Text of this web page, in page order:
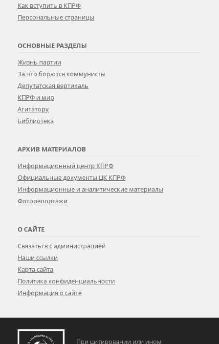
Как вступить в КПРФ
Персональные страницы
ОСНОВНЫЕ РАЗДЕЛЫ
Жизнь партии
За что борются коммунисты
Депутатская вертикаль
КПРФ и мир
Агитатору
Библиотека
АРХИВ МАТЕРИАЛОВ
Информационный центр КПРФ
Официальные документы ЦК КПРФ
Информационные и аналитические материалы
Фоторепортажи
О САЙТЕ
Связаться с администрацией
Наши ссылки
Карта сайта
Политика конфиденциальности
Информация о сайте
При цитировании или ином